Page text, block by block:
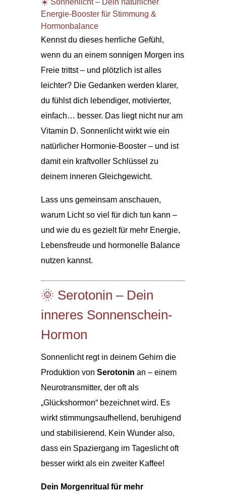
Energie-Booster für Stimmung &
Hormonbalance
Kennst du dieses herrliche Gefühl,
wenn du an einem sonnigen Morgen ins
Freie trittst – und plötzlich ist alles
leichter? Die Gedanken werden klarer,
du fühlst dich lebendiger, motivierter,
einfach… besser. Das liegt nicht nur am
Vitamin D. Sonnenlicht wirkt wie ein
natürlicher Hormonie-Booster – und ist
damit ein kraftvoller Schlüssel zu
deinem inneren Gleichgewicht.
Lass uns gemeinsam anschauen,
warum Licht so viel für dich tun kann –
und wie du es gezielt für mehr Energie,
Lebensfreude und hormonelle Balance
nutzen kannst.
🌞 Serotonin – Dein
inneres Sonnenschein-
Hormon
Sonnenlicht regt in deinem Gehirn die
Produktion von Serotonin an – einem
Neurotransmitter, der oft als
„Glückshormon“ bezeichnet wird. Es
wirkt stimmungsaufhellend, beruhigend
und stabilisierend. Kein Wunder also,
dass ein Spaziergang im Tageslicht oft
besser wirkt als ein zweiter Kaffee!
Dein Morgenritual für mehr